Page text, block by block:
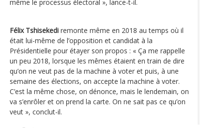
même le processus électoral », lance-t-il.
Félix Tshisekedi remonte même en 2018 au temps où il
était lui-même de l’opposition et candidat à la
Présidentielle pour étayer son propos : « Ça me rappelle
un peu 2018, lorsque les mêmes étaient en train de dire
qu’on ne veut pas de la machine à voter et puis, à une
semaine des élections, on accepte la machine à voter.
C’est la même chose, on dénonce, mais le lendemain, on
va s’enrôler et on prend la carte. On ne sait pas ce qu’on
veut », conclut-il.